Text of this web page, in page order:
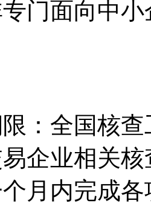
门面向中
：全国核
企业相关
月内完成